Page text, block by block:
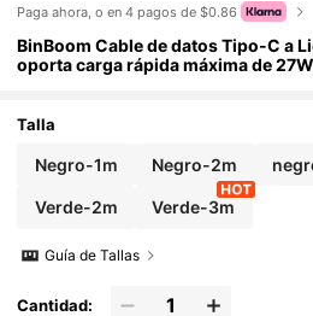
Paga ahora, o en 4 pagos de $0.86
BinBoom Cable de datos Tipo-C a
oporta carga rápida máxima de
ible con XS Max/XR/X/8/7/Plus/6S
Compatible con iPhone 14 Pro Max,
Plus, 13 Pro Max, 13 Pro, 13, 12 Pro,
XR, 8 Plus, 8, 7, 6, 5, SE; Compatible
dor de iPad; Certificado MFi
Talla
Negro-1m Negro-2m
Verde-2m Verde-3m
Guía de Tallas
Cantidad: